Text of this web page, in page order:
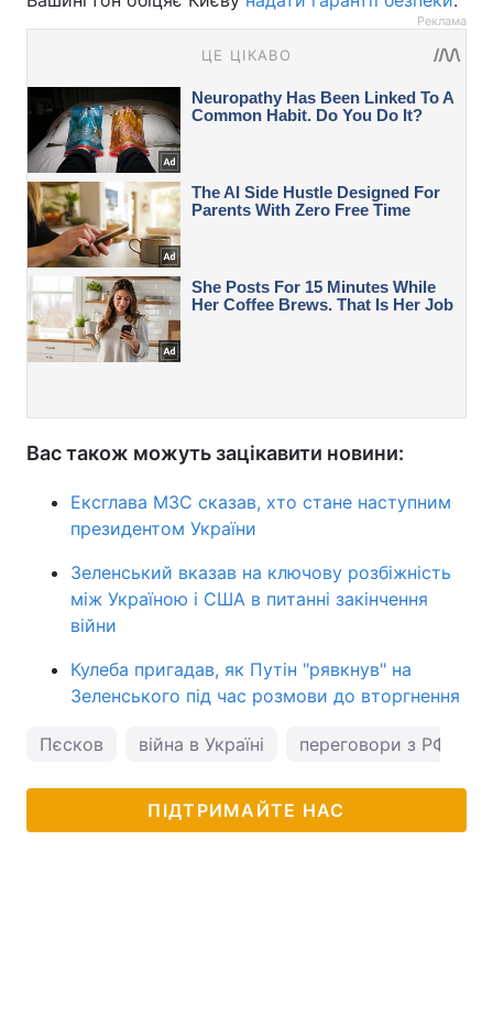
Реклама
Вас також можуть зацікавити новини:
Ексглава МЗС сказав, хто стане наступним
президентом України
Зеленський вказав на ключову розбіжність
між Україною і США в питанні закінчення
війни
Кулеба пригадав, як Путін "рявкнув" на
Зеленського під час розмови до вторгнення
Пєсков війна в Україні переговори з РФ
ПІДТРИМАЙТЕ НАС